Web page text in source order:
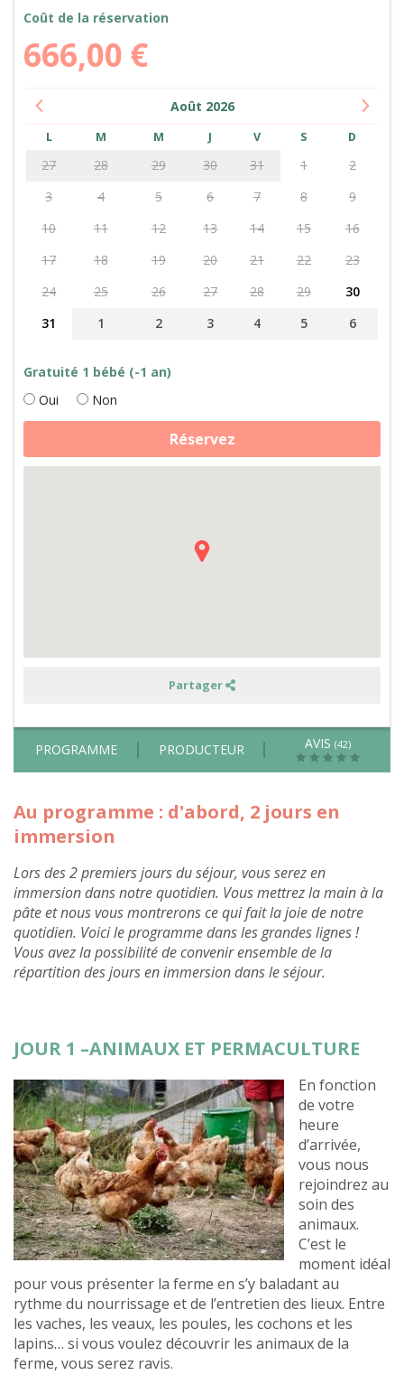
PROGRAMME PRODUCTEUR AVIS (42)
Au programme : d'abord, 2 jours en
immersion
Lors des 2 premiers jours du séjour, vous serez en
immersion dans notre quotidien. Vous mettrez la main à la
pâte et nous vous montrerons ce qui fait la joie de notre
quotidien. Voici le programme dans les grandes lignes !
Vous avez la possibilité de convenir ensemble de la
répartition des jours en immersion dans le séjour.
JOUR 1 –ANIMAUX ET PERMACULTURE
En fonction
de votre
heure
d’arrivée,
vous nous
rejoindrez au
soin des
animaux.
C’est le
moment idéal
pour vous présenter la ferme en s’y baladant au
rythme du nourrissage et de l’entretien des lieux. Entre
les vaches, les veaux, les poules, les cochons et les
lapins… si vous voulez découvrir les animaux de la
ferme, vous serez ravis.
Coût de la réservation
666,00 €
Août 2026
L M M J V S D
27 28 29 30 31 1
2
3
4 5 6 7 8
9
10
11 12 13 14 15
16
17
18 19 20 21 22
23
24
25 26 27 28 29
30
31
1 2 3 4 5 6
Gratuité 1 bébé (-1 an)
Oui
Non
quantité
Soins
des
Réservez
Partager